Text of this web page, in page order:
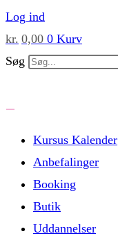
Skip
to
content
Log ind
kr. 0,00 0 Kurv
Søg
Kursus Kalender
Anbefalinger
Booking
Butik
Uddannelser